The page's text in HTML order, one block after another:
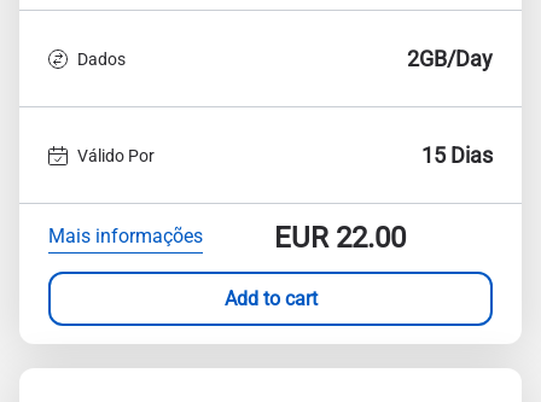
Dados 2GB/Day
Válido Por 15 Dias
Mais informações EUR22.00
Add to cart